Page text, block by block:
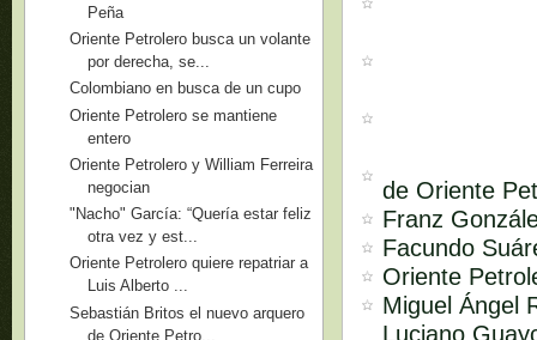
de Oriente
Franz
Facundo
Oriente
Miguel Ángel
Luciano
Peña
Oriente Petrolero busca un volante
por derecha, se...
Colombiano en busca de un cupo
Oriente Petrolero se mantiene
entero
Oriente Petrolero y William Ferreira
negocian
"Nacho" García: “Quería estar feliz
otra vez y est...
Oriente Petrolero quiere repatriar a
Luis Alberto ...
Sebastián Britos el nuevo arquero
de Oriente Petro...